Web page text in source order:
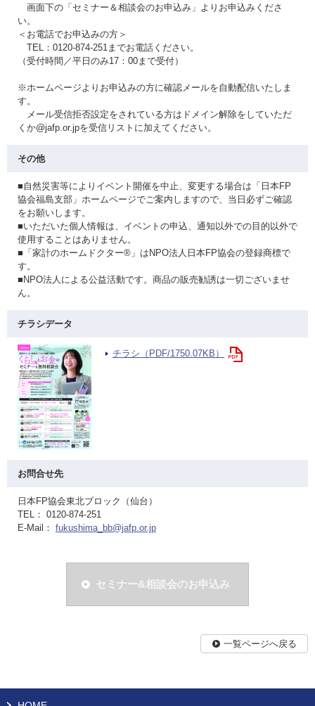
画面下の「セミナー＆相談会のお申込み」よりお申込みくださ
い。
＜お電話でお申込みの方＞
TEL：0120-874-251までお電話ください。
（受付時間／平日のみ17：00まで受付）
※ホームページよりお申込みの方に確認メールを自動配信いたしま
す。
メール受信拒否設定をされている方はドメイン解除をしていただ
くか@jafp.or.jpを受信リストに加えてください。
その他
■自然災害等によりイベント開催を中止、変更する場合は「日本FP
協会福島支部」ホームページでご案内しますので、当日必ずご確認
をお願いします。
■いただいた個人情報は、イベントの申込、通知以外での目的以外で
使用することはありません。
■「家計のホームドクター®」はNPO法人日本FP協会の登録商標で
す。
■NPO法人による公益活動です。商品の販売勧誘は一切ございませ
ん。
チラシデータ
チラシ（PDF/1750.07KB）
お問合せ先
日本FP協会東北ブロック（仙台）
TEL： 0120-874-251
E-Mail： fukushima_bb@jafp.or.jp
セミナー&相談会のお申込み
一覧ページへ戻る